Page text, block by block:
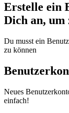
Erstelle ein
Dich an, um
Du musst ein
zu können
Neues
einfach!